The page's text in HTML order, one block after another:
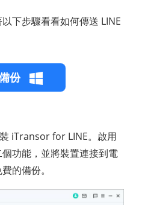
下步驟看看如何傳送 LINE
份
iTransor for LINE。啟用
功能，並將裝置連接到電
的備份。